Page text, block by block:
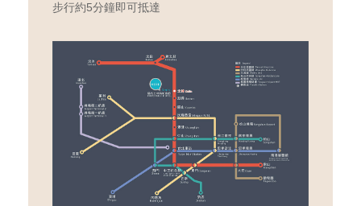
步行約5分鐘即可抵達